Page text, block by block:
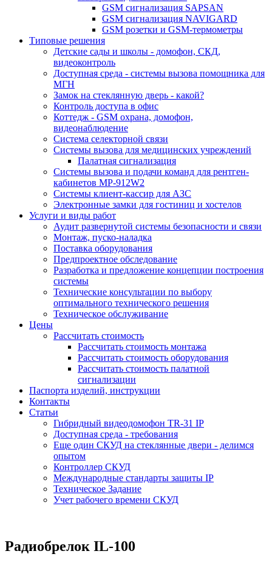
GSM сигнализация SAPSAN
GSM сигнализация NAVIGARD
GSM розетки и GSM-термометры
Типовые решения
Детские сады и школы - домофон, СКД,
видеоконтроль
Доступная среда - системы вызова помощника для
МГН
Замок на стеклянную дверь - какой?
Контроль доступа в офис
Коттедж - GSM охрана, домофон,
видеонаблюдение
Система селекторной связи
Системы вызова для медицинских учреждений
Палатная сигнализация
Системы вызова и подачи команд для рентген-
кабинетов MP-912W2
Системы клиент-кассир для АЗС
Электронные замки для гостиниц и хостелов
Услуги и виды работ
Аудит развернутой системы безопасности и связи
Монтаж, пуско-наладка
Поставка оборудования
Предпроектное обследование
Разработка и предложение концепции построения
системы
Технические консультации по выбору
оптимального технического решения
Техническое обслуживание
Цены
Рассчитать стоимость
Рассчитать стоимость монтажа
Рассчитать стоимость оборудования
Рассчитать стоимость палатной
сигнализации
Паспорта изделий, инструкции
Контакты
Статьи
Гибридный видеодомофон TR-31 IP
Доступная среда - требования
Еще один СКУД на стеклянные двери - делимся
опытом
Контроллер СКУД
Международные стандарты защиты IP
Техническое Задание
Учет рабочего времени СКУД
Радиобрелок IL-100